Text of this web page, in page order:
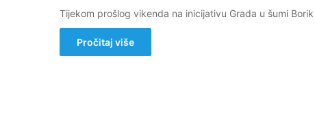
Tijekom prošlog vikenda na inicijativu Grada u šumi
Pročitaj više